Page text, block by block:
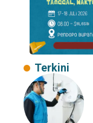
Terkini